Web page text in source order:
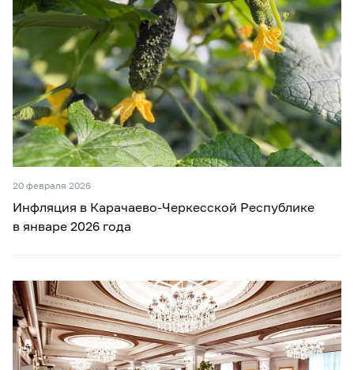
20 февраля 2026
Инфляция в Карачаево-Черкесской Республике
в январе 2026 года